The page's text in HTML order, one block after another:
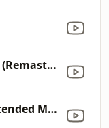
Banane e lampone (Remasterd 2007)
Rock The Disco (Extended Mix)